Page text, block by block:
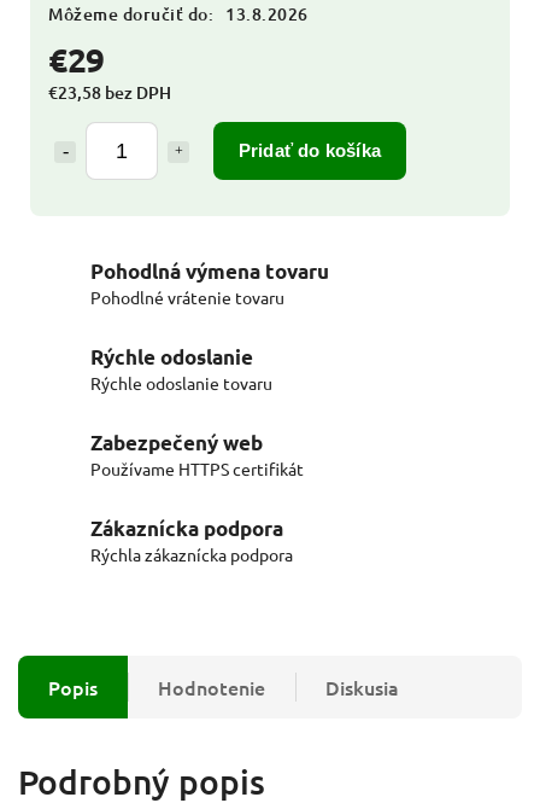
€29
€23,58 bez DPH
Pridať do košíka
Môžeme doručiť do: 13.8.2026
Pohodlná výmena tovaru
Pohodlné vrátenie tovaru
Rýchle odoslanie
Rýchle odoslanie tovaru
Zabezpečený web
Používame HTTPS certifikát
Zákaznícka podpora
Rýchla zákaznícka podpora
Popis Hodnotenie Diskusia
Podrobný popis